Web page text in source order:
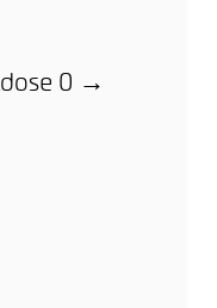
0 →